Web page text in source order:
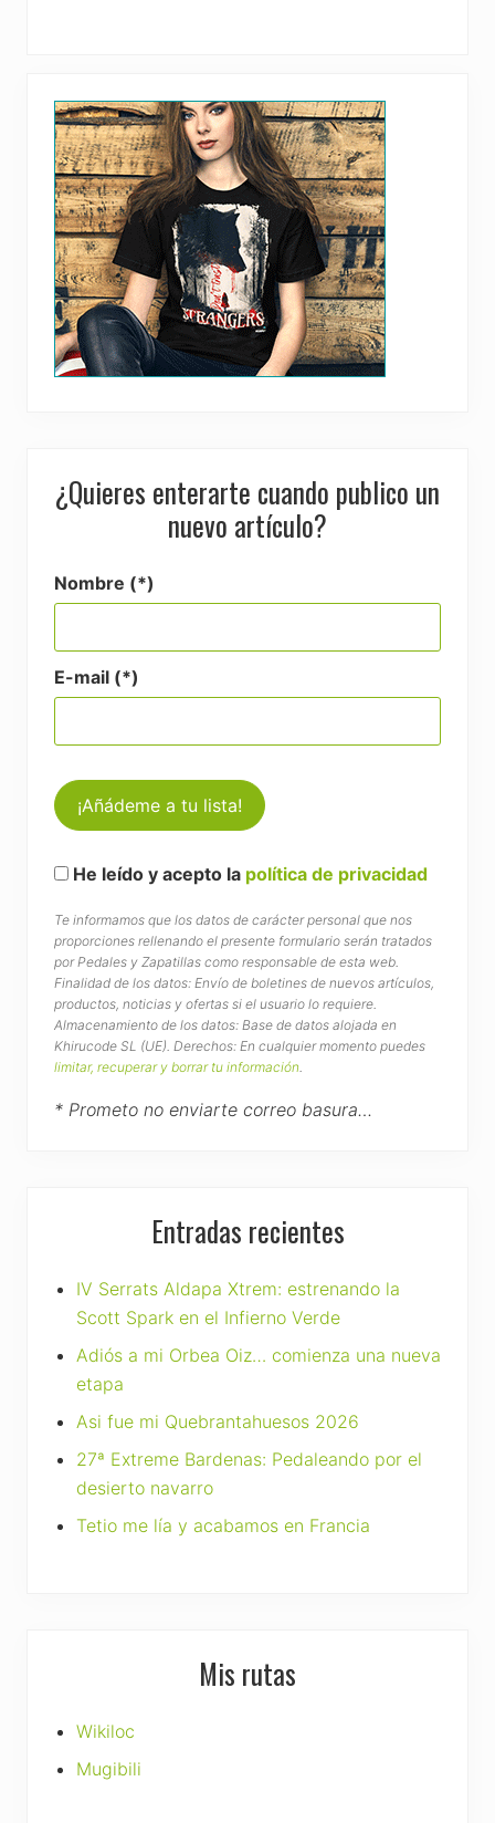
Primary
Sidebar
¿Quieres enterarte cuando publico un
nuevo artículo?
Nombre (*)
E-mail (*)
He leído y acepto la política de privacidad
Te informamos que los datos de carácter personal que nos
proporciones rellenando el presente formulario serán tratados
por Pedales y Zapatillas como responsable de esta web.
Finalidad de los datos: Envío de boletines de nuevos artículos,
productos, noticias y ofertas si el usuario lo requiere.
Almacenamiento de los datos: Base de datos alojada en
Khirucode SL (UE). Derechos: En cualquier momento puedes
limitar, recuperar y borrar tu información
* Prometo no enviarte correo basura…
Entradas recientes
IV Serrats Aldapa Xtrem: estrenando la
Scott Spark en el Infierno Verde
Adiós a mi Orbea Oiz… comienza una nueva
etapa
Asi fue mi Quebrantahuesos 2026
27ª Extreme Bardenas: Pedaleando por el
desierto navarro
Tetio me lía y acabamos en Francia
Mis rutas
Wikiloc
Mugibili